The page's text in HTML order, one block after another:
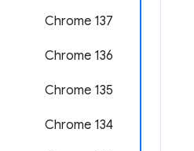
‫Chrome 137
Chrome 136
Chrome 135
‫Chrome 134